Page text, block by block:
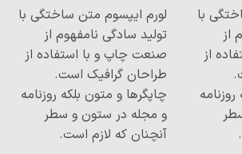
با
لورم ایپسوم متن ساختگی با
تولید سادگی نامفهوم از
صنعت چاپ و با استفاده از
طراحان گرافیک است.
چاپگرها و متون بلکه روزنامه
و مجله در ستون و سطر
آنچنان که لازم است.